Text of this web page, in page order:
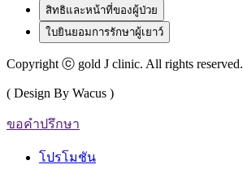
สิทธิและหน้าที่ของผู้ป่วย
ใบยินยอมการรักษาผู้เยาว์
Copyright ⓒ gold J clinic. All rights reserved.
( Design By Wacus )
ขอคำปรึกษา
โปรโมชัน